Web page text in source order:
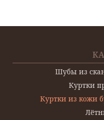
Шубы из
Куртки
Куртки из кожи